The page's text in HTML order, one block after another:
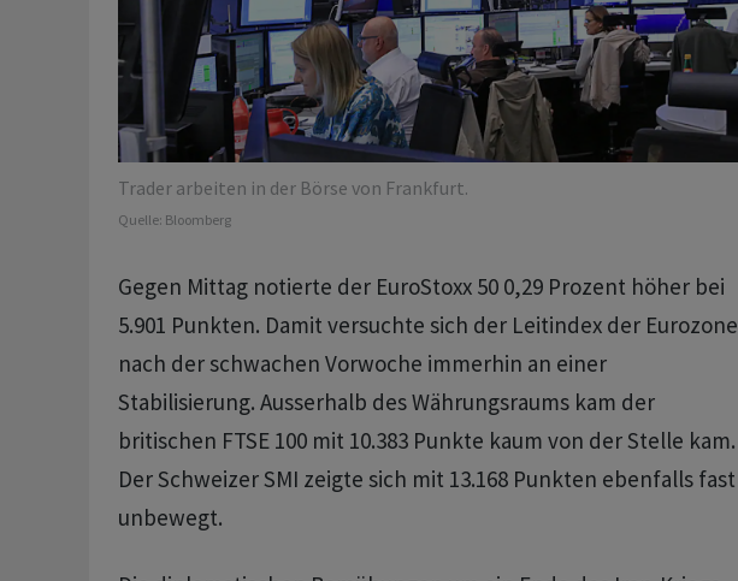
Trader arbeiten in der Börse von Frankfurt.
Quelle: Bloomberg
Gegen Mittag notierte der EuroStoxx 50 0,29 Prozent höher bei
5.901 Punkten. Damit versuchte sich der Leitindex der Eurozone
nach der schwachen Vorwoche immerhin an einer
Stabilisierung. Ausserhalb des Währungsraums kam der
britischen FTSE 100 mit 10.383 Punkte kaum von der Stelle kam.
Der Schweizer SMI zeigte sich mit 13.168 Punkten ebenfalls fast
unbewegt.